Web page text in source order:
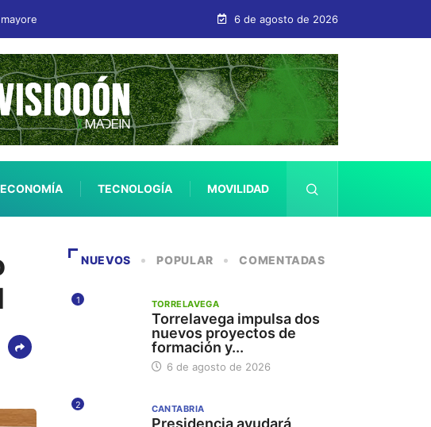
de 52 años 6 de agosto de 2026
ECONOMÍA TECNOLOGÍA MOVILIDAD
NUEVOS POPULAR COMENTADAS
1 TORRELAVEGA
Torrelavega impulsa dos
nuevos proyectos de
formación y...
6 de agosto de 2026
2 CANTABRIA
Presidencia ayudará